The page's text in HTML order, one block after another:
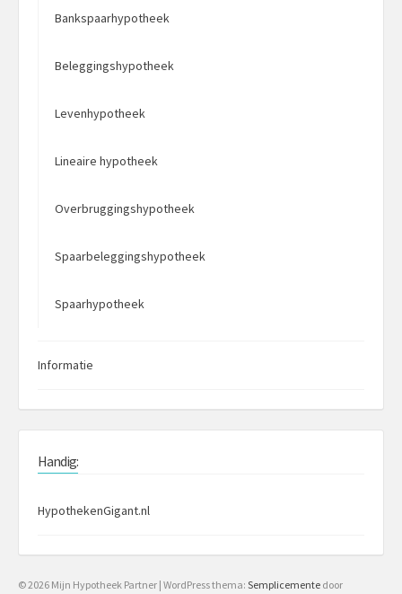
Bankspaarhypotheek
Beleggingshypotheek
Levenhypotheek
Lineaire hypotheek
Overbruggingshypotheek
Spaarbeleggingshypotheek
Spaarhypotheek
Informatie
Handig:
HypothekenGigant.nl
© 2026 Mijn Hypotheek Partner | WordPress thema: Semplicemente door